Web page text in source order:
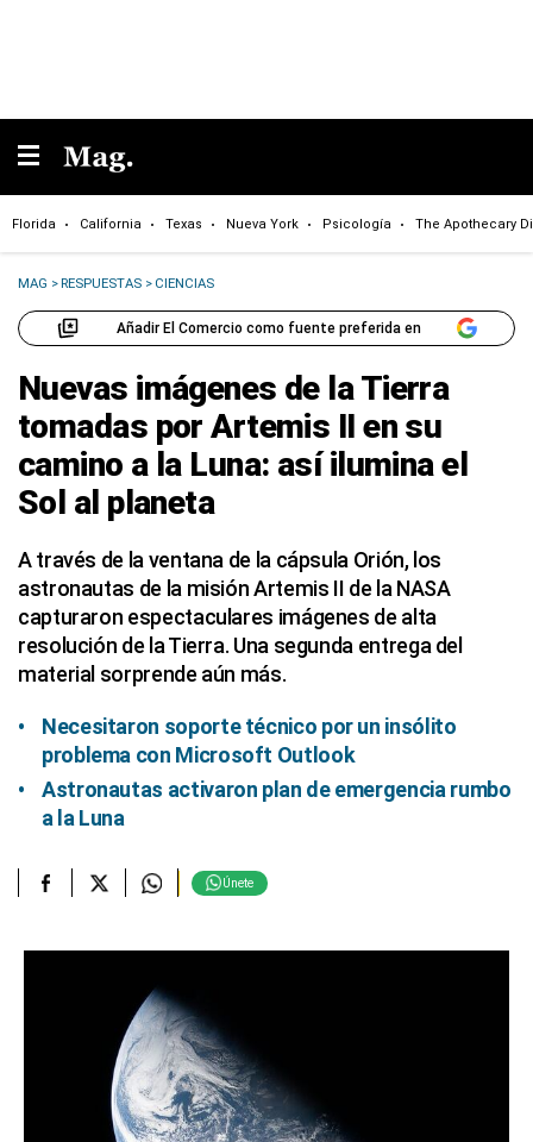
Florida California Texas Nueva York Psicología The Apothecary
MAG >RESPUESTAS > CIENCIAS
Añadir El Comercio como fuente preferida en
Nuevas imágenes de la Tierra
tomadas por Artemis II en su
camino a la Luna: así ilumina el
Sol al planeta
A través de la ventana de la cápsula Orión, los
astronautas de la misión Artemis II de la NASA
capturaron espectaculares imágenes de alta
resolución de la Tierra. Una segunda entrega del
material sorprende aún más.
Necesitaron soporte técnico por un insólito
problema con Microsoft Outlook
Astronautas activaron plan de emergencia rumbo
a la Luna
Únete